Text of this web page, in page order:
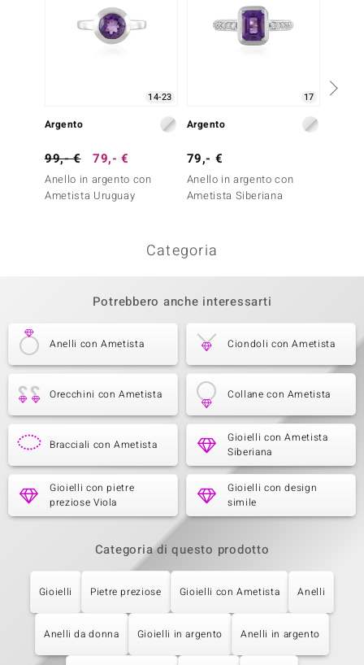
14-23
Argento
99,- € 79,- €
Anello in argento con
Ametista Uruguay
17
Argento
79,- €
Anello in argento con
Ametista Siberiana
Categoria
Potrebbero anche interessarti
Anelli con Ametista Ciondoli con Ametista
Orecchini con Ametista Collane con Ametista
Bracciali con Ametista
Gioielli con Ametista
Siberiana
Gioielli con pietre
preziose Viola
Gioielli con design
simile
Categoria di questo prodotto
Gioielli Pietre preziose Gioielli con Ametista Anelli
Anelli da donna Gioielli in argento Anelli in argento